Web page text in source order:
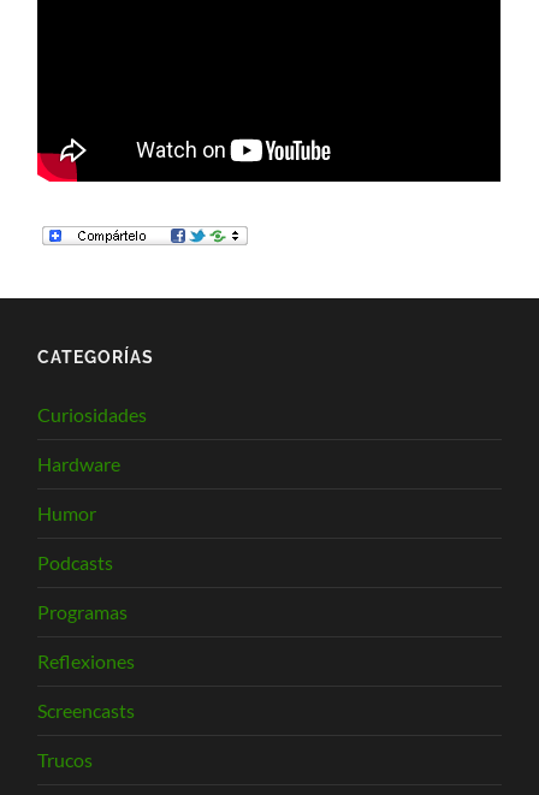
CATEGORÍAS
Curiosidades
Hardware
Humor
Podcasts
Programas
Reflexiones
Screencasts
Trucos